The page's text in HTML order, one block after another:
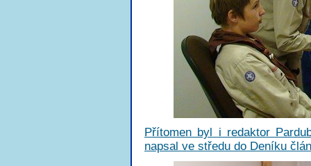
Přítomen byl i redaktor
napsal ve středu do Deníku